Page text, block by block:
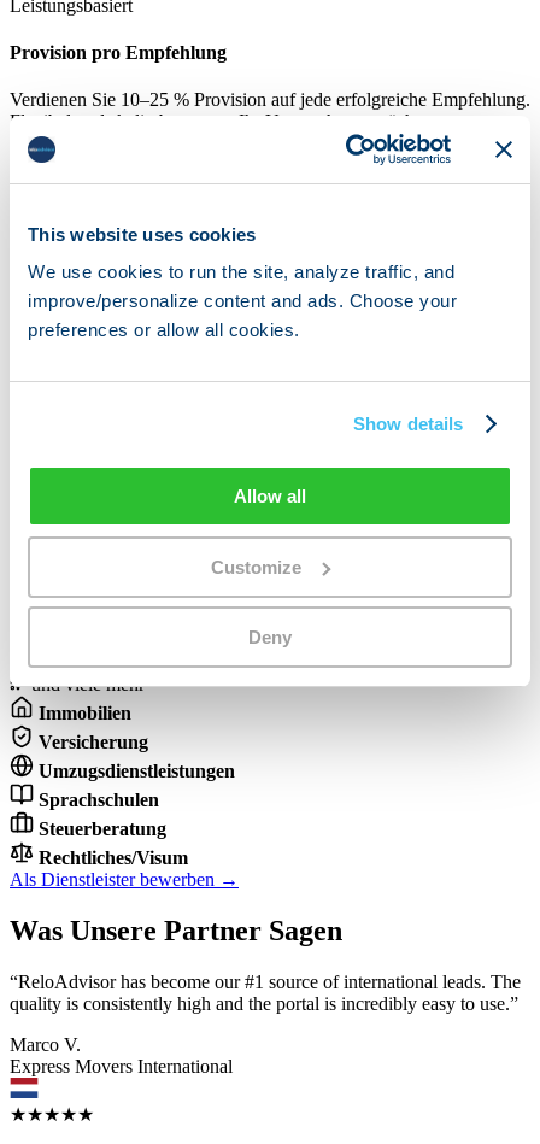
This website uses cookies
We use cookies to run the site, analyze traffic, and
improve/personalize content and ads. Choose your
preferences or allow all cookies.
Show details
Allow all
Customize
Deny
Leistungsbasiert
Provision pro Empfehlung
Verdienen Sie 10–25 % Provision auf jede erfolgreiche Empfehlung.
Flexibel und skalierbar, wenn Ihr Unternehmen wächst.
Zahlen Sie nur, wenn Sie verdienen
Skaliert mit Ihrem Unternehmen
Vorhersehbare Pauschalgebühr
Dienstleister-Verzeichnis. Unbegrenzte Leads und Anfragen
Unbegrenzte Anfragen inklusive
Hervorgehobene Verzeichnisplatzierung
Offen Für
und viele mehr
Immobilien
Versicherung
Umzugsdienstleistungen
Sprachschulen
Steuerberatung
Rechtliches/Visum
Als Dienstleister bewerben →
Was Unsere Partner Sagen
“ReloAdvisor has become our #1 source of international leads. The
quality is consistently high and the portal is incredibly easy to use.”
Marco V.
Express Movers International
★★★★★